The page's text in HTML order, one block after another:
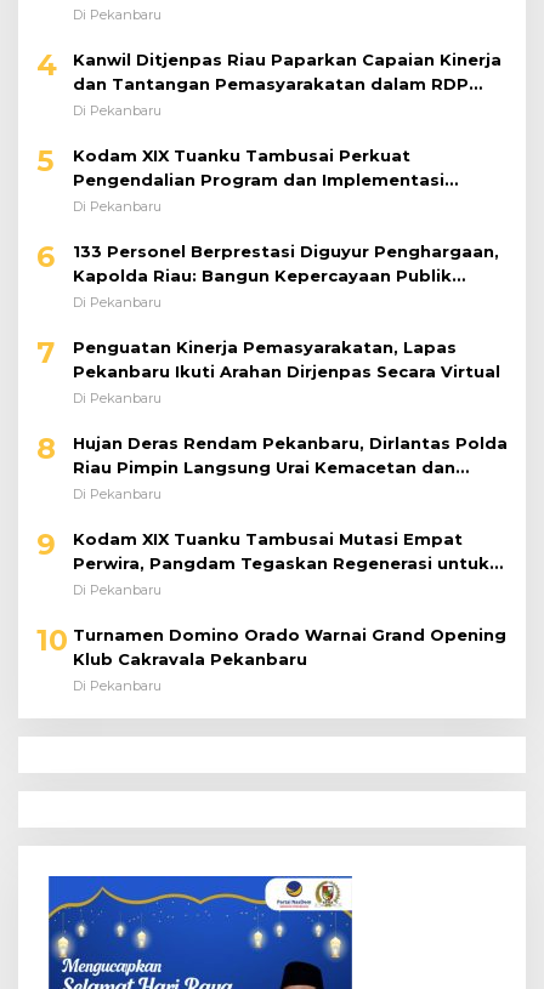
Bantuan Sosial
Di Pekanbaru
4
Kanwil Ditjenpas Riau Paparkan Capaian Kinerja
dan Tantangan Pemasyarakatan dalam RDP
Bersama Komisi XIII DPR RI
Di Pekanbaru
5
Kodam XIX Tuanku Tambusai Perkuat
Pengendalian Program dan Implementasi
Doktrin TNI AD
Di Pekanbaru
6
133 Personel Berprestasi Diguyur Penghargaan,
Kapolda Riau: Bangun Kepercayaan Publik
dengan Karya Nyata
Di Pekanbaru
7
Penguatan Kinerja Pemasyarakatan, Lapas
Pekanbaru Ikuti Arahan Dirjenpas Secara Virtual
Di Pekanbaru
8
Hujan Deras Rendam Pekanbaru, Dirlantas Polda
Riau Pimpin Langsung Urai Kemacetan dan
Bantu Pengendara
Di Pekanbaru
9
Kodam XIX Tuanku Tambusai Mutasi Empat
Perwira, Pangdam Tegaskan Regenerasi untuk
Perkuat Kinerja Satuan
Di Pekanbaru
10 Turnamen Domino Orado Warnai Grand Opening
Klub Cakravala Pekanbaru
Di Pekanbaru